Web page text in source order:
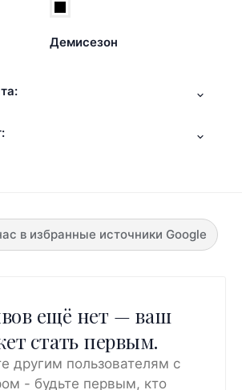
Демисезон
в избранные источники Google
ещё нет — ваш
стать первым.
другим пользователям с
- будьте первым, кто